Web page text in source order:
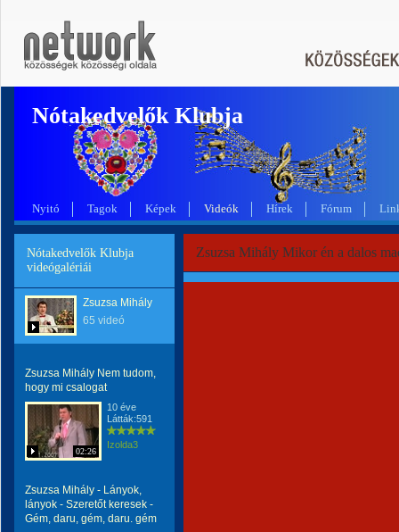
Nótakedvelők Klubja
Nyitó Tagok Képek Videók Hírek Fórum
Nótakedvelők Klubja
videógalériái
Zsuzsa Mihály
65 videó
Zsuzsa Mihály Nem tudom,
hogy mi csalogat
02:26
10 éve
Látták:591
Izolda3
Zsuzsa Mihály - Lányok,
lányok - Szeretőt keresek -
Gém, daru, gém, daru. gém
Zsuzsa Mihály Mikor én a dalos